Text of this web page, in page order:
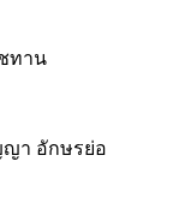
ทาน
า อักษรย่อ